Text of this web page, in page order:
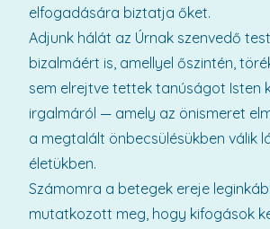
elfogadására biztatja őket.
Adjunk hálát az Úrnak szenvedő
bizalmáért is, amellyel őszintén,
sem elrejtve tettek tanúságot Isten
irgalmáról — amely az önismeret
a megtalált önbecsülésükben válik
életükben.
Számomra a betegek ereje
mutatkozott meg, hogy kifogások